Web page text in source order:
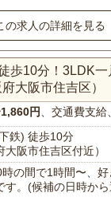
の求人の詳細を見る
歩10分！3LDK
大阪市住吉区）
円 、交通費支
鉄) 徒歩10分
大阪市住吉区付近）
の間で1時間〜、好
す。(候補の日時か